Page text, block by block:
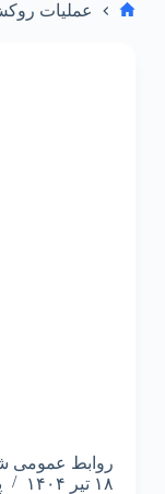
عملیات
روابط عمومی
۱۸ تیر ۱۴۰۴